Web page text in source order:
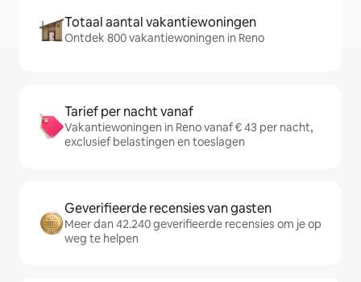
Totaal aantal vakantiewoningen
Ontdek 800 vakantiewoningen in Reno
Tarief per nacht vanaf
Vakantiewoningen in Reno vanaf € 43 per nacht,
exclusief belastingen en toeslagen
Geverifieerde recensies van gasten
Meer dan 42.240 geverifieerde recensies om je op
weg te helpen